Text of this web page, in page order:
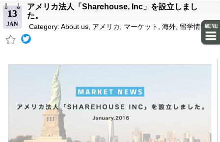
13
JAN
アメリカ法人「Sharehouse, Inc」を設立しまし
た。
Category: About us アメリカ マーケット 海外 留学情報